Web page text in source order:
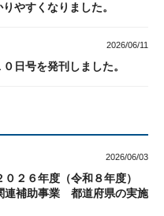
やすくなりました。
2026/06/11
日号を発刊しました。
2026/06/03
０２６年度（令和８年度）
連補助事業 都道府県の実施